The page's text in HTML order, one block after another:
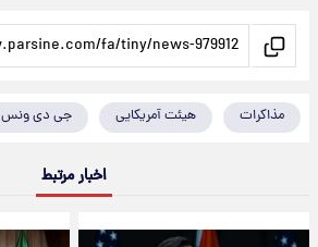
مذاکرات هیئت آمریکایی جی دی ونس
اخبار مرتبط